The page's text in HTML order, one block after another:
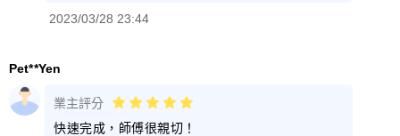
2023/03/28 23:44
Pet**Yen
業主評分
快速完成，師傅很親切！